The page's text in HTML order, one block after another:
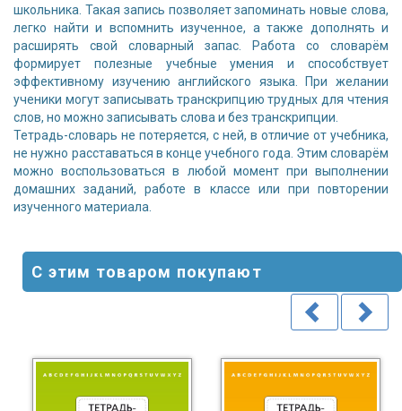
школьника. Такая запись позволяет запоминать новые слова,
легко найти и вспомнить изученное, а также дополнять и
расширять свой словарный запас. Работа со словарём
формирует полезные учебные умения и способствует
эффективному изучению английского языка. При желании
ученики могут записывать транскрипцию трудных для чтения
слов, но можно записывать слова и без транскрипции.
Тетрадь-словарь не потеряется, с ней, в отличие от учебника,
не нужно расставаться в конце учебного года. Этим словарём
можно воспользоваться в любой момент при выполнении
домашних заданий, работе в классе или при повторении
изученного материала.
С этим товаром покупают